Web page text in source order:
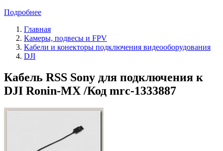
Подробнее
Главная
Камеры, подвесы и FPV
Кабели и конекторы подключения видеооборудования
DJI
Кабель RSS Sony для подключения к
DJI Ronin-MX /Код mrc-1333887